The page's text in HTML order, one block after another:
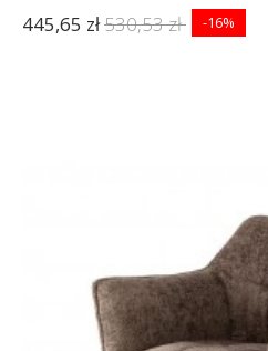
445,65 zł530,53 zł -16%